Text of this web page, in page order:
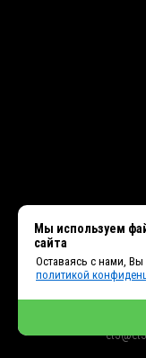
+7 (914) 010-
+7 (950)
Мы используем
сайта
Оставаясь с нами, Вы
политикой